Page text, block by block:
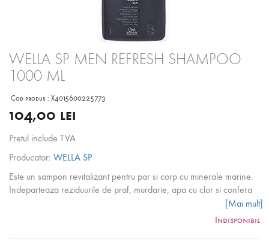
WELLA SP MEN REFRESH SHAMPOO
1000 ML
Cod produs : X4015600225773
104,00 lei
Pretul include TVA
Producator: WELLA SP
Este un sampon revitalizant pentru par si corp cu minerale marine.
Indeparteaza reziduurile de praf, murdarie, apa cu clor si confera
parului putere si suplete fiind ideal pentru o buna ingrijire si o[Mai mult]
Indisponibil